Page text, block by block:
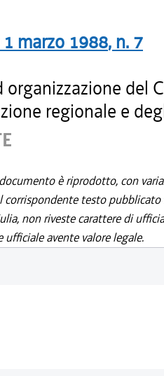
1 marzo 1988, n. 7
del
regionale e
è riprodotto, con
corrispondente testo
non riveste carattere di
avente valore legale.